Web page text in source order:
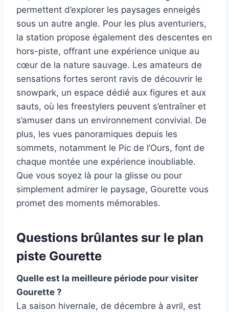
permettent d’explorer les paysages enneigés
sous un autre angle. Pour les plus aventuriers,
la station propose également des descentes en
hors-piste, offrant une expérience unique au
cœur de la nature sauvage. Les amateurs de
sensations fortes seront ravis de découvrir le
snowpark, un espace dédié aux figures et aux
sauts, où les freestylers peuvent s’entraîner et
s’amuser dans un environnement convivial. De
plus, les vues panoramiques depuis les
sommets, notamment le Pic de l’Ours, font de
chaque montée une expérience inoubliable.
Que vous soyez là pour la glisse ou pour
simplement admirer le paysage, Gourette vous
promet des moments mémorables.
Questions brûlantes sur le plan
piste Gourette
Quelle est la meilleure période pour visiter
Gourette ?
La saison hivernale, de décembre à avril, est